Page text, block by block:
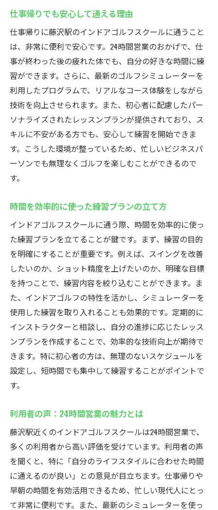
仕事帰りでも安心して通える理由
仕事帰りに藤沢駅のインドアゴルフスクールに通うこと
は、非常に便利で安心です。24時間営業のおかげで、仕
事が終わった後の疲れた体でも、自分の好きな時間に練
習ができます。さらに、最新のゴルフシミュレーターを
利用したプログラムで、リアルなコース体験をしながら
技術を向上させられます。また、初心者に配慮したパー
ソナライズされたレッスンプランが提供されており、ス
キルに不安がある方でも、安心して練習を開始できま
す。こうした環境が整っているため、忙しいビジネスパ
ーソンでも無理なくゴルフを楽しむことができるので
す。
時間を効率的に使った練習プランの立て方
インドアゴルフスクールに通う際、時間を効率的に使っ
た練習プランを立てることが鍵です。まず、練習の目的
を明確にすることが重要です。例えば、スイングを改善
したいのか、ショット精度を上げたいのか、明確な目標
を持つことで、練習内容を絞り込むことができます。ま
た、インドアゴルフの特性を活かし、シミュレーターを
使用した練習を取り入れることも効果的です。定期的に
インストラクターと相談し、自分の進捗に応じたレッス
ンプランを作成することで、効率的な技術向上が期待で
きます。特に初心者の方は、無理のないスケジュールを
設定し、短時間でも集中して練習することがポイントで
す。
利用者の声：24時間営業の魅力とは
藤沢駅近くのインドアゴルフスクールは24時間営業で、
多くの利用者から高い評価を受けています。利用者の声
を聞くと、特に「自分のライフスタイルに合わせた時間
に通えるのが良い」との意見が目立ちます。仕事帰りや
早朝の時間を有効活用できるため、忙しい現代人にとっ
て非常に便利です。また、最新のシミュレーターを使っ